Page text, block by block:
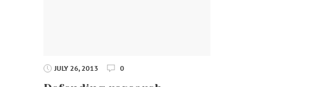
JULY 26, 2013 0